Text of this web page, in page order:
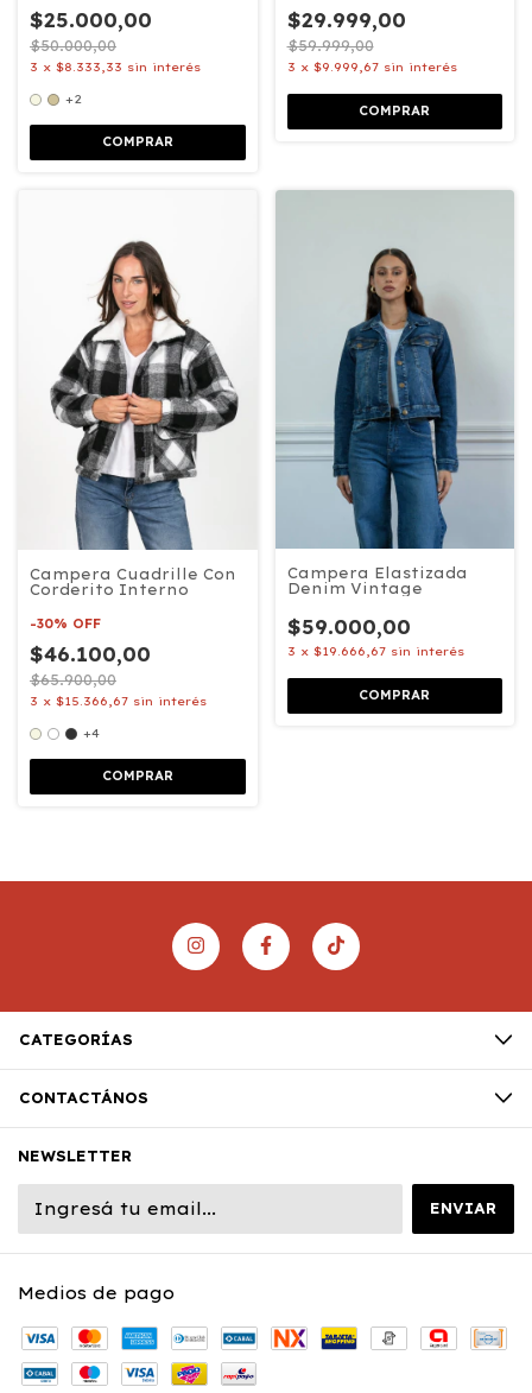
$25.000,00
$50.000,00
3 x $8.333,33 sin interés
+2
COMPRAR
$29.999,00
$59.999,00
3 x $9.999,67 sin interés
COMPRAR
Campera Cuadrille Con
Corderito Interno
-30% OFF
$46.100,00
$65.900,00
3 x $15.366,67 sin interés
+4
COMPRAR
Campera Elastizada
Denim Vintage
$59.000,00
3 x $19.666,67 sin interés
COMPRAR
CATEGORÍAS
CONTACTÁNOS
NEWSLETTER
Medios de pago